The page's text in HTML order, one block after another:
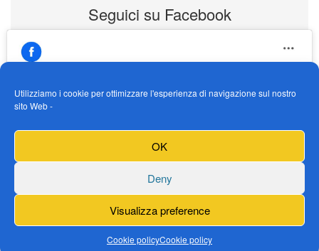
Utilizziamo i cookie per ottimizzare l'esperienza di navigazione sul nostro
sito Web -
OK
Deny
Visualizza preference
Cookie policyCookie policy
Seguici su Facebook
https://www.facebook.com/Vendogokartit/
Fai clic per accettare i cookie marketing e
abilitare questo contenuto